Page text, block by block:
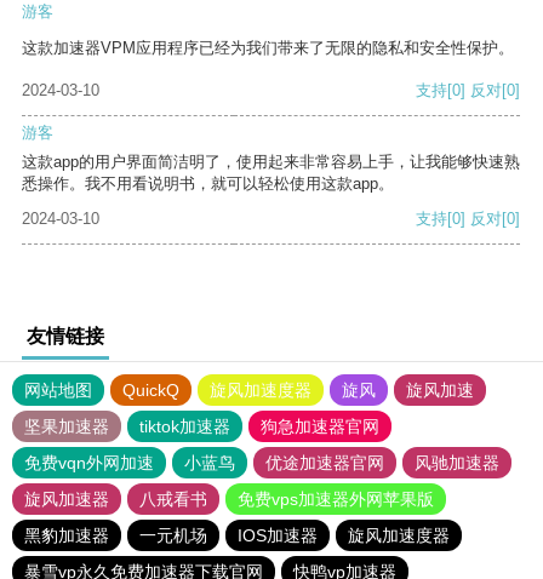
游客
这款加速器VPM应用程序已经为我们带来了无限的隐私和安全性保护。
2024-03-10 支持[0] 反对[0]
游客
这款app的用户界面简洁明了，使用起来非常容易上手，让我能够快速熟
悉操作。我不用看说明书，就可以轻松使用这款app。
2024-03-10
支持[0] 反对[0]
友情链接
网站地图 QuickQ 旋风加速度器 旋风
旋风加速
坚果加速器
tiktok加速器
狗急加速器官网
免费vqn外网加速
小蓝鸟 优途加速器官网
风驰加速器
旋风加速器
八戒看书
免费vps加速器外网苹果版
黑豹加速器
一元机场 IOS加速器
旋风加速度器
暴雪vp永久免费加速器下载官网
快鸭vp加速器